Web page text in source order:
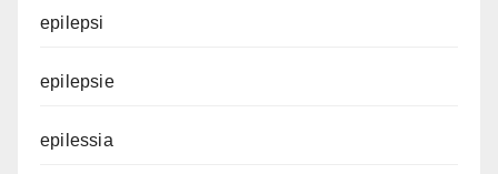
epilepsi
epilepsie
epilessia